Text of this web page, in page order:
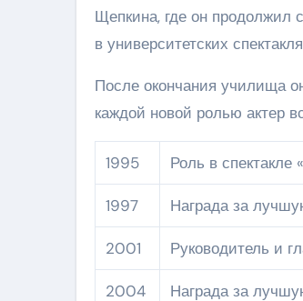
Щепкина, где он продолжил
в университетских
После окончания училища
каждой новой ролью актер
1995 Роль в спектакле
1997 Награда за
2001 Руководитель и
2004 Награда за